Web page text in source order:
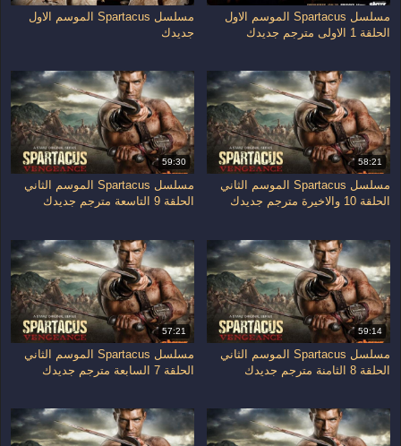
مسلسل Spartacus الموسم الاول
الحلقة 1 الاولى مترجم جديدك
مسلسل Spartacus الموسم الاول
جديدك
58:21
مسلسل Spartacus الموسم الثاني
الحلقة 10 والاخيرة مترجم جديدك
59:30
مسلسل Spartacus الموسم الثاني
الحلقة 9 التاسعة مترجم جديدك
59:14
مسلسل Spartacus الموسم الثاني
الحلقة 8 الثامنة مترجم جديدك
57:21
مسلسل Spartacus الموسم الثاني
الحلقة 7 السابعة مترجم جديدك